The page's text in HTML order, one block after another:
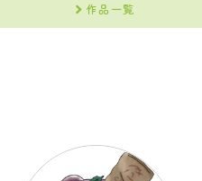
作品一覧